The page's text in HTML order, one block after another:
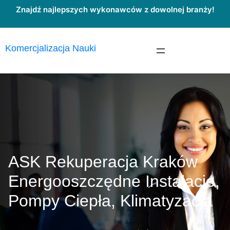
Przejdź
treści
Znajdź najlepszych wykonawców z dowolnej branży!
Komercjalizacja Nauki
ASK Rekuperacja Kraków
Energooszczędne Instalacje,
Pompy Ciepła, Klimatyzacja